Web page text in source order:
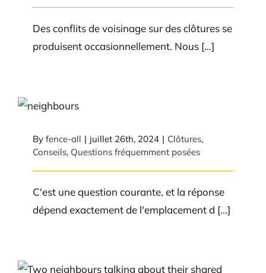
Des conflits de voisinage sur des clôtures se
produisent occasionnellement. Nous [...]
Mon voisin peut-il m’empêcher
By fence-all | juillet 26th, 2024 | Clôtures,
Conseils, Questions fréquemment posées
C'est une question courante, et la réponse
dépend exactement de l'emplacement d [...]